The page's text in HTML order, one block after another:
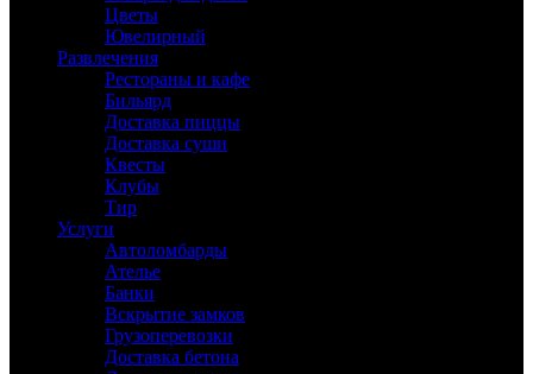
Цветы
Ювелирный
Развлечения
Рестораны и кафе
Бильярд
Доставка пиццы
Доставка суши
Квесты
Клубы
Тир
Услуги
Автоломбарды
Ателье
Банки
Вскрытие замков
Грузоперевозки
Доставка бетона